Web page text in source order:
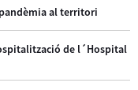
al territori
de l´Hospital